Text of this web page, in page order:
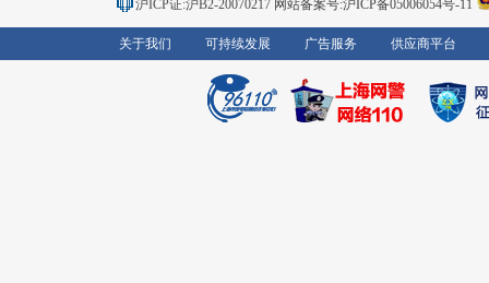
沪ICP证:沪B2-20070217 网站备案号:沪ICP备05006054号-11
关于我们 可持续发展 广告服务 供应商平台